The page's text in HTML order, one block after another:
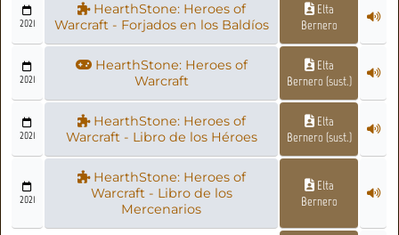
2021
HearthStone: Heroes of
Warcraft - Forjados en los Baldíos
Elta
Bernero
2021
HearthStone: Heroes of
Warcraft
Elta
Bernero (sust.)
2021
HearthStone: Heroes of
Warcraft - Libro de los Héroes
Elta
Bernero (sust.)
2021
HearthStone: Heroes of
Warcraft - Libro de los
Mercenarios
Elta
Bernero